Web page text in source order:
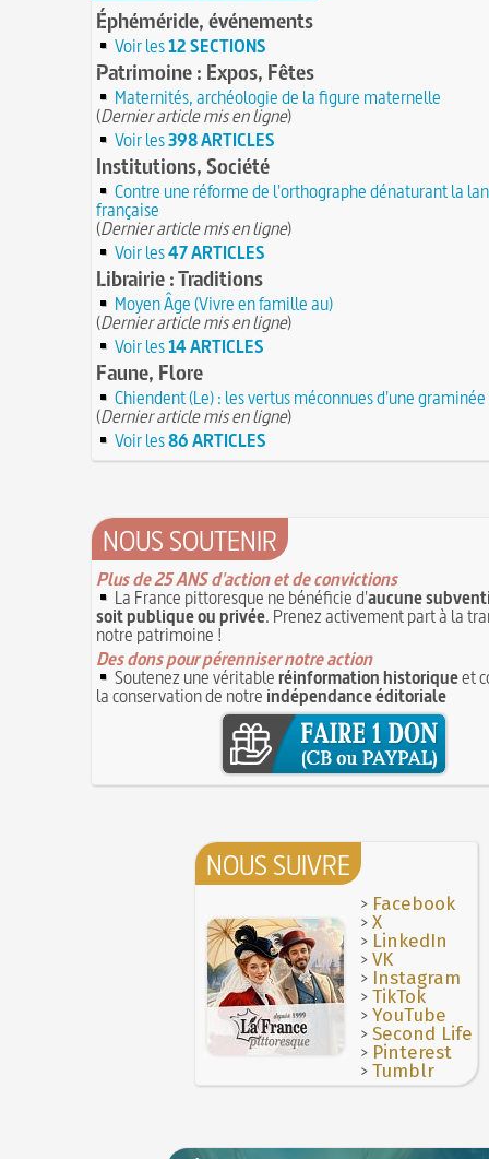
Éphéméride, événements
Voir les12 SECTIONS
Patrimoine : Expos, Fêtes
Maternités, archéologie de la figure maternelle
(Dernier article mis en ligne)
Voir les398 ARTICLES
Institutions, Société
Contre une réforme de l'orthographe dénaturant la
française
(Dernier article mis en ligne)
Voir les47 ARTICLES
Librairie : Traditions
Moyen Âge (Vivre en famille au)
(Dernier article mis en ligne)
Voir les14 ARTICLES
Faune, Flore
Chiendent (Le) : les vertus méconnues d'une
(Dernier article mis en ligne)
Voir les86 ARTICLES
NOUS SOUTENIR
Plus de 25 ANS d'action et de convictions
La France pittoresque ne bénéficie d'aucune
soit publique ou privée. Prenez activement part à la
notre patrimoine !
Des dons pour pérenniser notre action
Soutenez une véritableréinformation historiqueet
la conservation de notre indépendance éditoriale
NOUS SUIVRE
> Facebook
>X
> LinkedIn
>VK
> Instagram
>TikTok
>YouTube
>Second Life
> Pinterest
>Tumblr